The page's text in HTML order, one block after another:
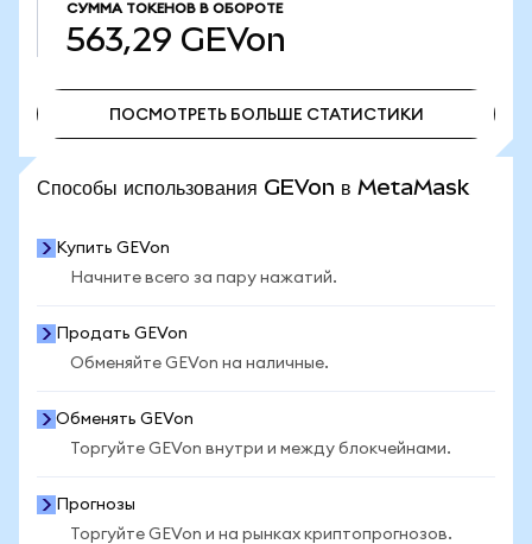
СУММА ТОКЕНОВ В ОБОРОТЕ
563,29 GEVon
ПОСМОТРЕТЬ БОЛЬШЕ СТАТИСТИКИ
Способы использования GEVon в MetaMask
Купить GEVon
Начните всего за пару нажатий.
Продать GEVon
Обменяйте GEVon на наличные.
Обменять GEVon
Торгуйте GEVon внутри и между блокчейнами.
Прогнозы
Торгуйте GEVon и на рынках криптопрогнозов.